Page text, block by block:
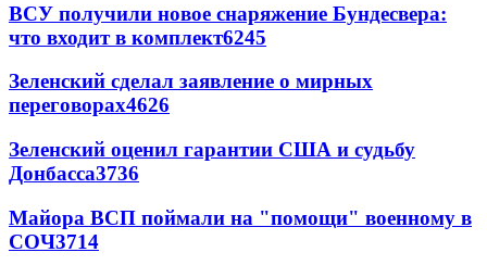
ВСУ получили новое снаряжение Бундесвера:
что входит в комплект6245
Зеленский сделал заявление о мирных
переговорах4626
Зеленский оценил гарантии США и судьбу
Донбасса3736
Майора ВСП поймали на "помощи" военному в
СОЧ3714